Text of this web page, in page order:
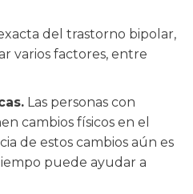
del trastorno bipolar,
varios factores, entre
Las personas con
cambios físicos en el
de estos cambios aún es
puede ayudar a